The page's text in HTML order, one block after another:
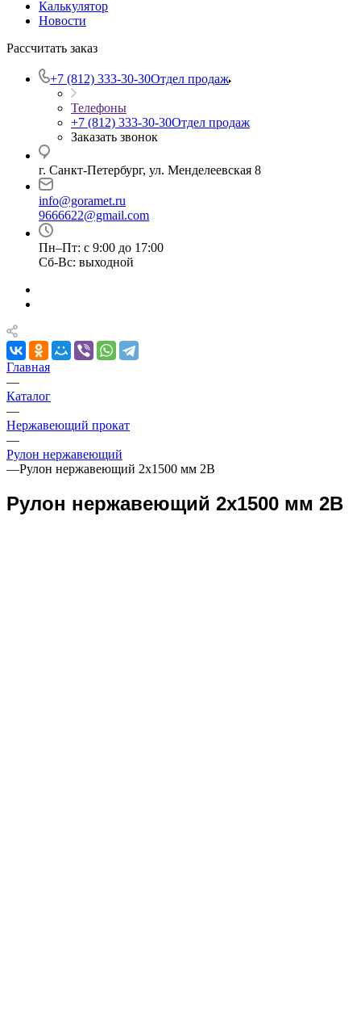
Калькулятор
Новости
Рассчитать заказ
+7 (812) 333-30-30Отдел продаж
Телефоны
+7 (812) 333-30-30Отдел продаж
Заказать звонок
г. Санкт-Петербург, ул. Менделеевская 8
info@goramet.ru
9666622@gmail.com
Пн–Пт: с 9:00 до 17:00
Сб-Вс: выходной
Главная
—
Каталог
—
Нержавеющий прокат
—
Рулон нержавеющий
—Рулон нержавеющий 2х1500 мм 2В
Рулон нержавеющий 2х1500 мм 2В